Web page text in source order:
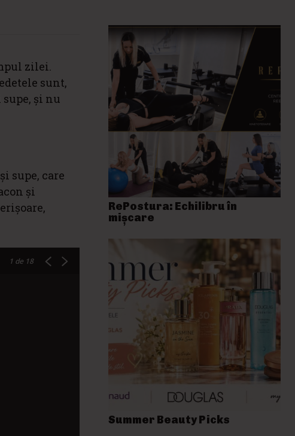
zilei.
sunt,
și nu
supe, care
și
1 de 18
RePostura: Echilibru în
mișcare
Summer Beauty Picks